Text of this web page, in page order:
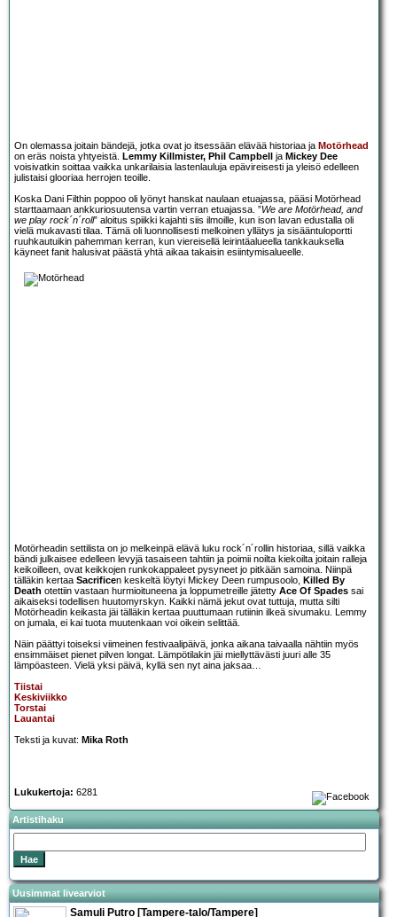
On olemassa joitain bändejä, jotka ovat jo itsessään elävää historiaa ja Motörhead
on eräs noista yhtyeistä. Lemmy Killmister, Phil Campbell ja Mickey Dee
voisivatkin soittaa vaikka unkarilaisia lastenlauluja epävireisesti ja yleisö edelleen
julistaisi glooriaa herrojen teoille.
Koska Dani Filthin poppoo oli lyönyt hanskat naulaan etuajassa, pääsi Motörhead
starttaamaan ankkuriosuutensa vartin verran etuajassa. ”We are Motörhead, and
we play rock´n´roll” aloitus spiikki kajahti siis ilmoille, kun ison lavan edustalla oli
vielä mukavasti tilaa. Tämä oli luonnollisesti melkoinen yllätys ja sisääntuloportti
ruuhkautuikin pahemman kerran, kun viereisellä leirintäalueella tankkauksella
käyneet fanit halusivat päästä yhtä aikaa takaisin esiintymisalueelle.
Motörheadin settilista on jo melkeinpä elävä luku rock´n´rollin historiaa, sillä vaikka
bändi julkaisee edelleen levyjä tasaiseen tahtiin ja poimii noilta kiekoilta joitain ralleja
keikoilleen, ovat keikkojen runkokappaleet pysyneet jo pitkään samoina. Niinpä
tälläkin kertaa Sacrificen keskeltä löytyi Mickey Deen rumpusoolo, Killed By
Death otettiin vastaan hurmioituneena ja loppumetreille jätetty Ace Of Spades sai
aikaiseksi todellisen huutomyrskyn. Kaikki nämä jekut ovat tuttuja, mutta silti
Motörheadin keikasta jäi tälläkin kertaa puuttumaan rutiinin ilkeä sivumaku. Lemmy
on jumala, ei kai tuota muutenkaan voi oikein selittää.
Näin päättyi toiseksi viimeinen festivaalipäivä, jonka aikana taivaalla nähtiin myös
ensimmäiset pienet pilven longat. Lämpötilakin jäi miellyttävästi juuri alle 35
lämpöasteen. Vielä yksi päivä, kyllä sen nyt aina jaksaa…
Tiistai
Keskiviikko
Torstai
Lauantai
Teksti ja kuvat: Mika Roth
Lukukertoja: 6281
Artistihaku
Uusimmat livearviot
Samuli Putro [Tampere-talo/Tampere]